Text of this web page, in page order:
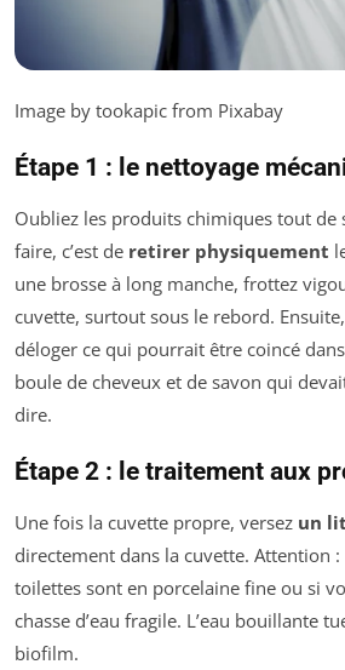
Image by tookapic from Pixabay
Étape 1 : le nettoyage
Oubliez les produits chimiques tout de
faire, c’est de retirer physiquement
une brosse à long manche, frottez
cuvette, surtout sous le rebord.
déloger ce qui pourrait être coincé
boule de cheveux et de savon qui
dire.
Étape 2 : le traitement aux
Une fois la cuvette propre, versez un
directement dans la cuvette. Attention :
toilettes sont en porcelaine fine ou si
chasse d’eau fragile. L’eau bouillante
biofilm.